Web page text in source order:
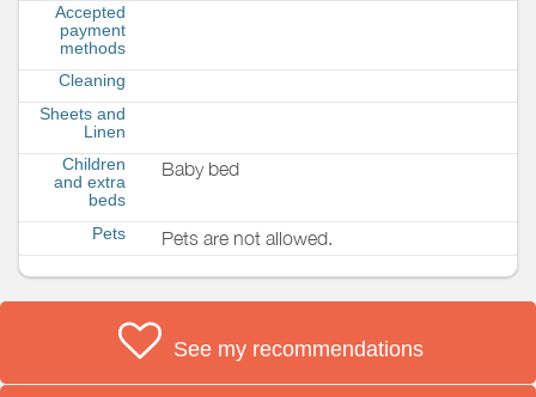
Accepted
payment
methods
Cleaning
Sheets and
Linen
Children
and extra
beds
Baby bed
Pets Pets are not allowed.
See my recommendations